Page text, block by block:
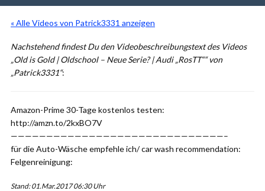
« Alle Videos von Patrick3331 anzeigen
Nachstehend findest Du den Videobeschreibungstext des Videos
„Old is Gold | Oldschool – Neue Serie? | Audi „RosTT““ von
„Patrick3331“:
Amazon-Prime 30-Tage kostenlos testen:
http://amzn.to/2kxBO7V
——————————————————————————————–
für die Auto-Wäsche empfehle ich/ car wash recommendation:
Felgenreinigung:
Stand: 01.Mar.2017 06:30 Uhr